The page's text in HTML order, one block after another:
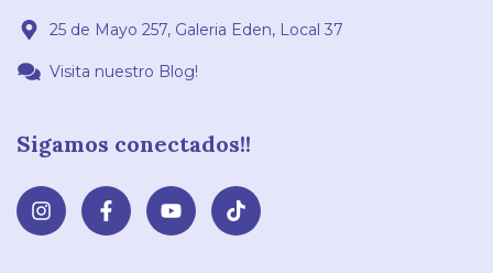
25 de Mayo 257, Galeria Eden, Local 37
Visita nuestro Blog!
Sigamos conectados!!